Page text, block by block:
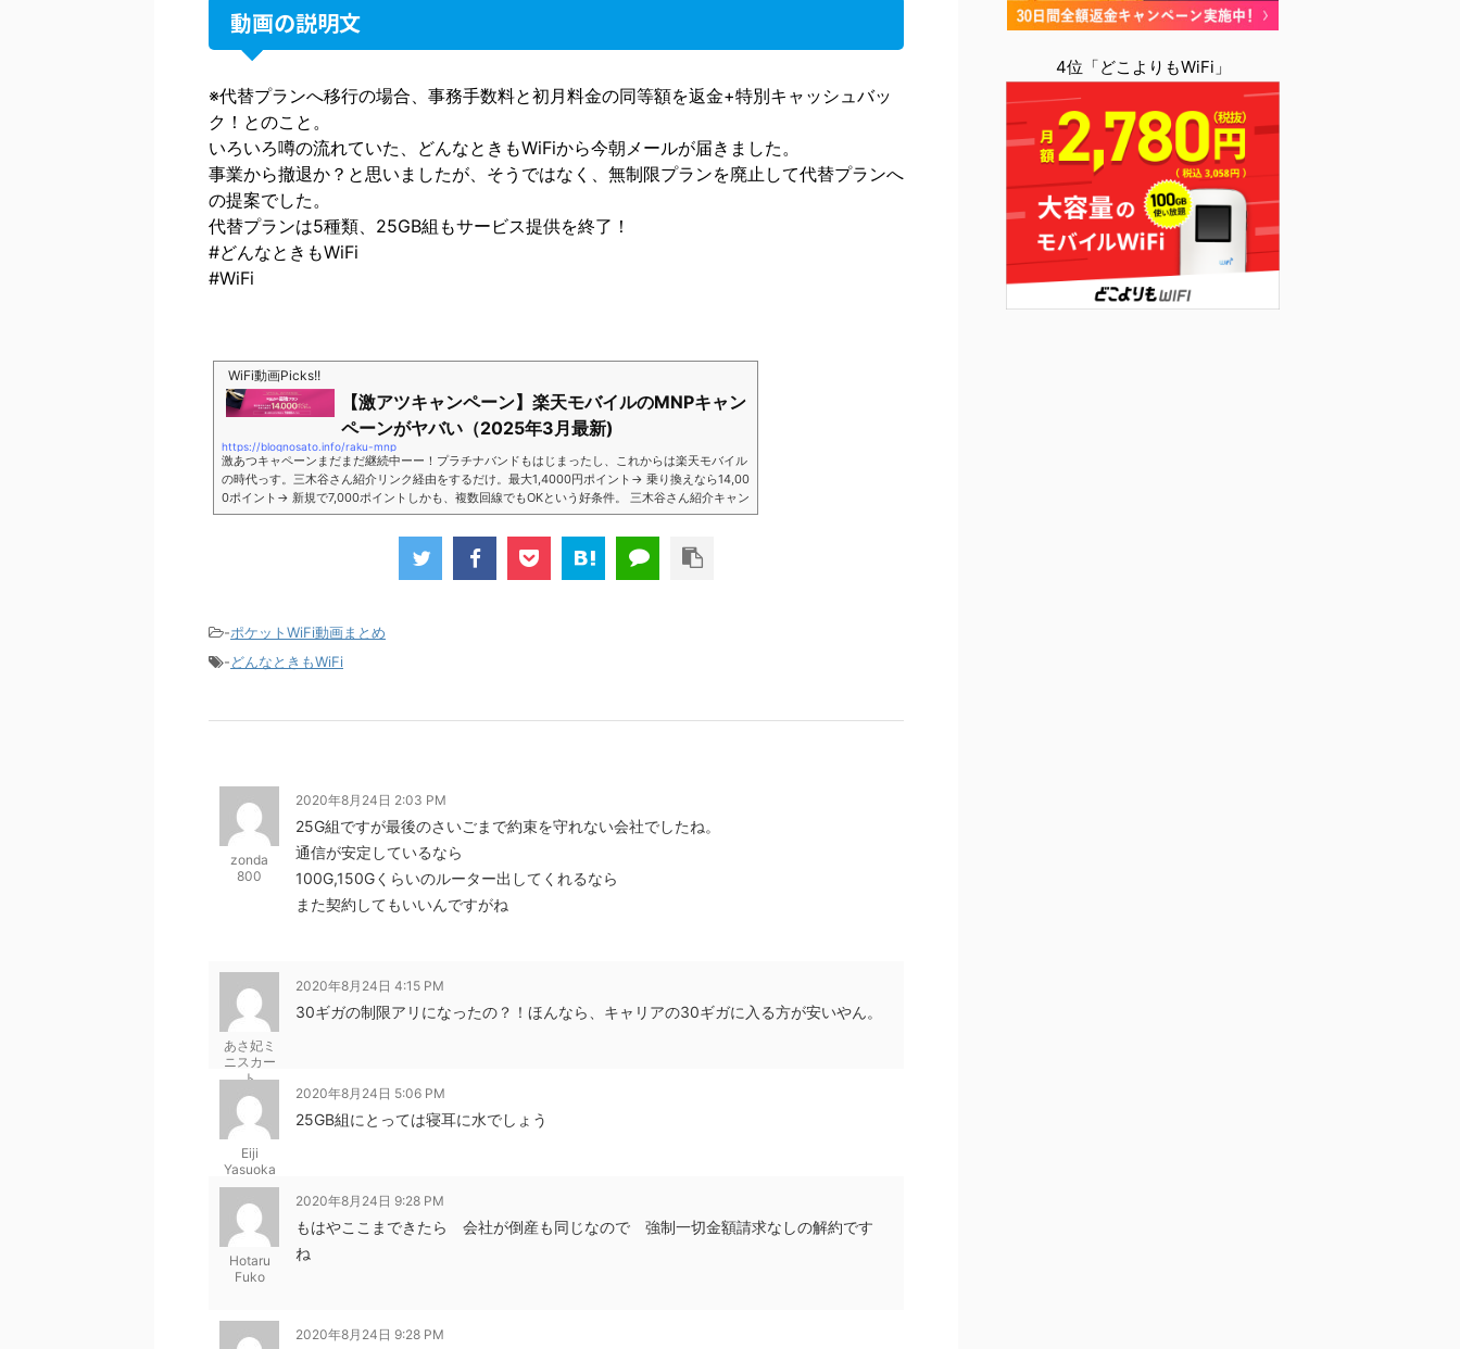
動画の説明文
※代替プランへ移行の場合、事務手数料と初月料金の同等額を返金+特別キャッシュバッ
ク！とのこと。
いろいろ噂の流れていた、どんなときもWiFiから今朝メールが届きました。
事業から撤退か？と思いましたが、そうではなく、無制限プランを廃止して代替プランへ
の提案でした。
代替プランは5種類、25GB組もサービス提供を終了！
#どんなときもWiFi
#WiFi
WiFi動画Picks!!
【激アツキャンペーン】楽天モバイルのMNPキャン
ペーンがヤバい（2025年3月最新)
https://blognosato.info/raku-mnp
激あつキャペーンまだまだ継続中ーー！プラチナバンドもはじまったし、これからは楽天モバイル
の時代っす。三木谷さん紹介リンク経由をするだけ。最大1,4000円ポイント→ 乗り換えなら14,00
0ポイント→ 新規で7,000ポイントしかも、複数回線でもOKという好条件。 三木谷さん紹介キャン
ペーン＼激熱の三木谷さんキャンペーン／2回線目以降でもOK再契約でもでもOK背水の陣の楽天
モバイル。ついに「最後の賭け」とも思えるポイントばら撒きキャンペーンを発動してきました。
■キャンペーン概要三木谷社長の特別招待ページから楽天モバイ...
-ポケットWiFi動画まとめ
-どんなときもWiFi
zonda
800
2020年8月24日 2:03 PM
25G組ですが最後のさいごまで約束を守れない会社でしたね。
通信が安定しているなら
100G,150Gくらいのルーター出してくれるなら
また契約してもいいんですがね
あさ妃ミ
ニスカー
ト
2020年8月24日 4:15 PM
30ギガの制限アリになったの？！ほんなら、キャリアの30ギガに入る方が安いやん。
Eiji
Yasuoka
2020年8月24日 5:06 PM
25GB組にとっては寝耳に水でしょう
Hotaru
Fuko
2020年8月24日 9:28 PM
もはやここまできたら 会社が倒産も同じなので 強制一切金額請求なしの解約です
ね
2020年8月24日 9:28 PM
4位「どこよりもWiFi」